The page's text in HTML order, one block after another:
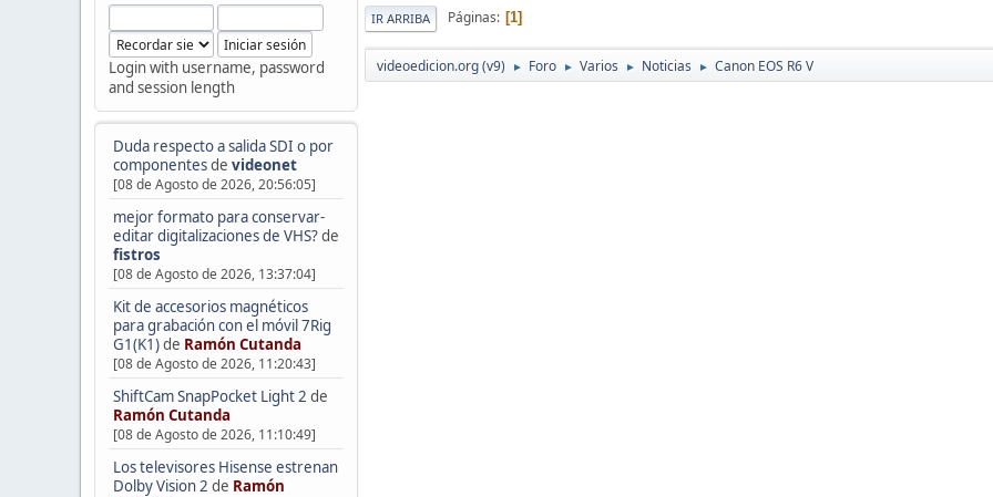
Login with username, password
and session length
Duda respecto a salida SDI o por
componentesde videonet
[08 de Agosto de 2026, 20:56:05]
mejor formato para conservar-
editar digitalizaciones de VHS?de
fistros
[08 de Agosto de 2026, 13:37:04]
Kit de accesorios magnéticos
para grabación con el móvil 7Rig
G1(K1)de Ramón Cutanda
[08 de Agosto de 2026, 11:20:43]
ShiftCam SnapPocket Light 2 de
Ramón Cutanda
[08 de Agosto de 2026, 11:10:49]
Los televisores Hisense estrenan
Dolby Vision 2 de Ramón
IR ARRIBA Páginas 1
videoedicion.org (v9) ► Foro ► Varios ► Noticias ► Canon EOS R6 V